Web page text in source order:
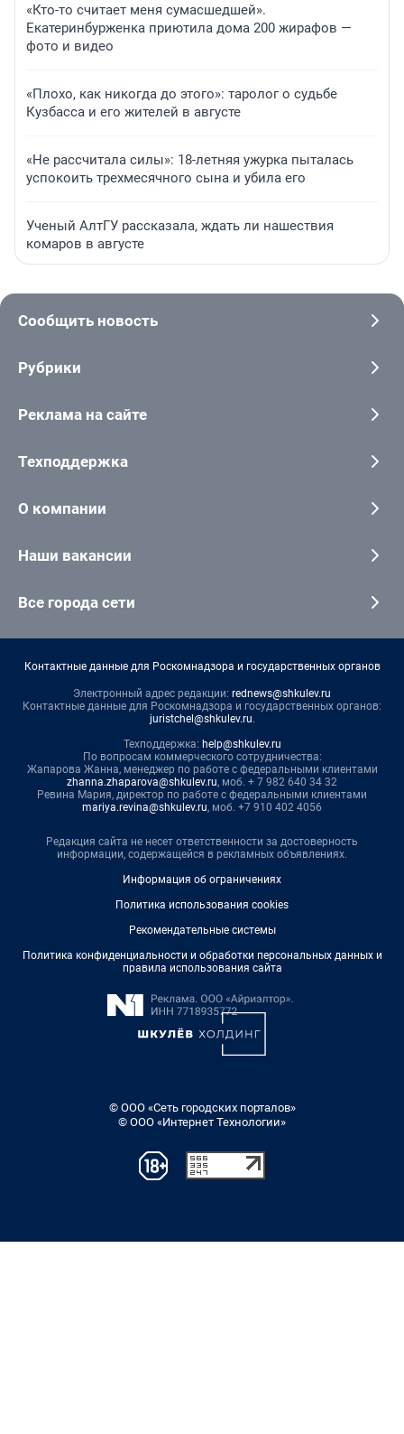
«Кто-то считает меня сумасшедшей».
Екатеринбурженка приютила дома 200 жирафов —
фото и видео
«Плохо, как никогда до этого»: таролог о судьбе
Кузбасса и его жителей в августе
«Не рассчитала силы»: 18-летняя ужурка пыталась
успокоить трехмесячного сына и убила его
Ученый АлтГУ рассказала, ждать ли нашествия
комаров в августе
Сообщить новость
Рубрики
Реклама на сайте
Техподдержка
О компании
Наши вакансии
Все города сети
Контактные данные для Роскомнадзора и государственных органов
Электронный адрес редакции: rednews@shkulev.ru
Контактные данные для Роскомнадзора и государственных органов:
juristchel@shkulev.ru.
Техподдержка: help@shkulev.ru
По вопросам коммерческого сотрудничества:
Жапарова Жанна, менеджер по работе с федеральными клиентами
zhanna.zhaparova@shkulev.ru, моб. + 7 982 640 34 32
Ревина Мария, директор по работе с федеральными клиентами
mariya.revina@shkulev.ru, моб. +7 910 402 4056
Редакция сайта не несет ответственности за достоверность
информации, содержащейся в рекламных объявлениях.
Информация об ограничениях
Политика использования cookies
Рекомендательные системы
Политика конфиденциальности и обработки персональных данных и
правила использования сайта
© ООО «Сеть городских порталов»
© ООО «Интернет Технологии»